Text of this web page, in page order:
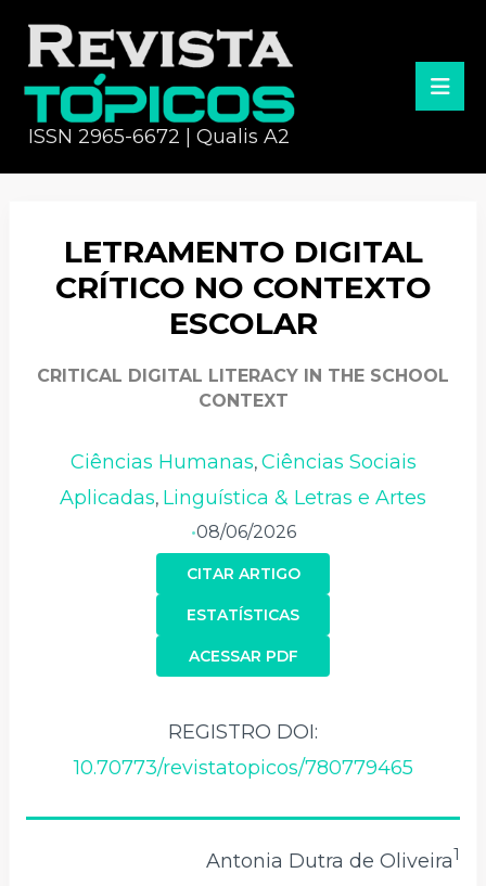
ISSN 2965-6672 | Qualis A2
LETRAMENTO DIGITAL
CRÍTICO NO CONTEXTO
ESCOLAR
CRITICAL DIGITAL LITERACY IN THE SCHOOL
CONTEXT
Ciências Humanas, Ciências Sociais
Aplicadas, Linguística & Letras e Artes
•08/06/2026
CITAR ARTIGO
ACESSAR PDF
ESTATÍSTICAS
REGISTRO DOI:
10.70773/revistatopicos/780779465
Antonia Dutra de Oliveira1